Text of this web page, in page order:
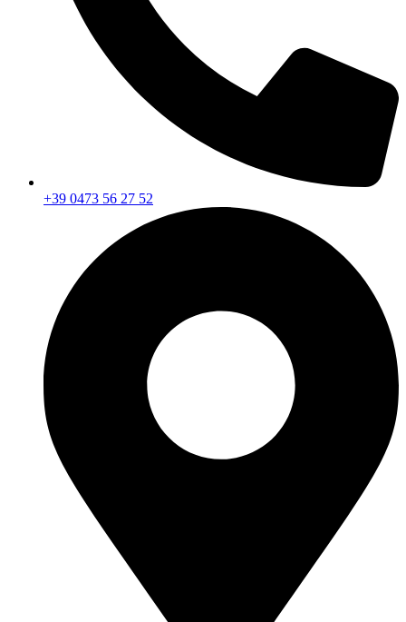
+39 0473 56 27 52